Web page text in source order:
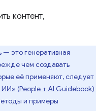
контент,
— это генеративная
чем создавать
её применяют, следует
(People + AI Guidebook)
и примеры